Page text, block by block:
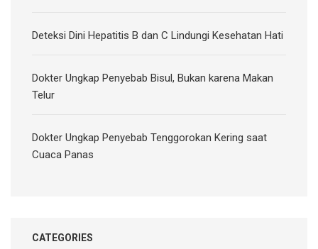
Deteksi Dini Hepatitis B dan C Lindungi Kesehatan Hati
Dokter Ungkap Penyebab Bisul, Bukan karena Makan
Telur
Dokter Ungkap Penyebab Tenggorokan Kering saat
Cuaca Panas
CATEGORIES